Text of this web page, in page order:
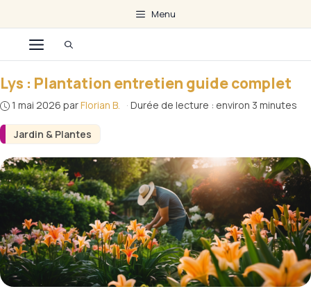
au
contenu
Menu
Menu
Jardin & Plantes
Lys : Plantation entretien guide complet
1 mai 2026 parFlorian B. · Durée de lecture : environ 3 minutes